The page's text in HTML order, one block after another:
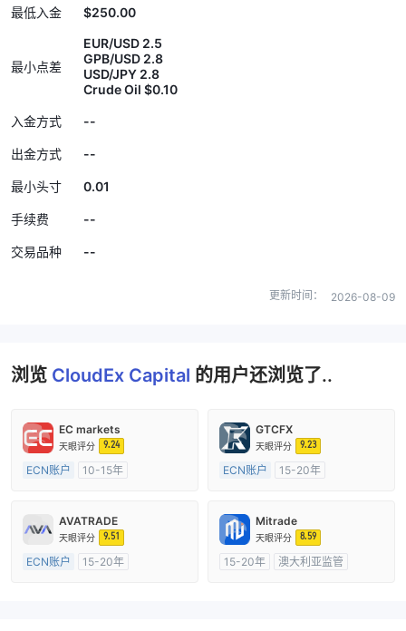
最低入金 $250.00
最小点差
EUR/USD 2.5
GPB/USD 2.8
USD/JPY 2.8
Crude Oil $0.10
入金方式 --
出金方式 --
最小头寸 0.01
手续费 --
交易品种 --
更新时间： 2026-08-09
浏览 CloudEx Capital 的用户还浏览了..
EC markets
天眼评分 9.24
ECN账户
10-15年
GTCFX
天眼评分 9.23
ECN账户
15-20年
主标MT4
AVATRADE
天眼评分 9.51
ECN账户
15-20年
Mitrade
天眼评分 8.59
15-20年
澳大利亚监管